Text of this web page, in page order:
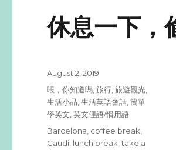
休息一下，
Posted
on
August 2, 2019
Categories
喂，你知道嗎 ,旅行 ,旅遊觀光
生活小品 ,生活英語會話 ,簡單
學英文 ,英文俚語/慣用語
Tags
Barcelona coffee break
Gaudi lunch break ,take a